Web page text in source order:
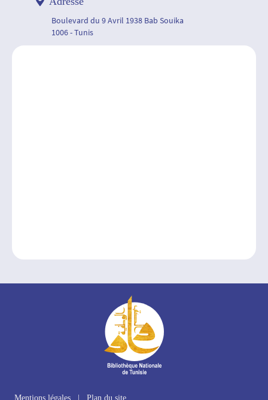
Boulevard du 9 Avril 1938 Bab Souika
1006 - Tunis
Mentions légales Plan du site